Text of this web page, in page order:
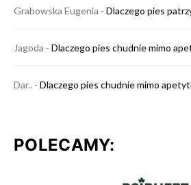
Grabowska Eugenia - Dlaczego pies
Jagoda - Dlaczego pies chudnie mimo
Dar.. - Dlaczego pies chudnie mimo
POLECAMY: